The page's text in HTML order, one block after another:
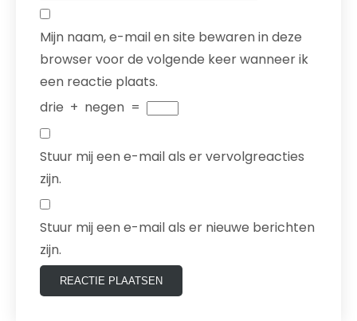
Mijn naam, e-mail en site bewaren in deze
browser voor de volgende keer wanneer ik
een reactie plaats.
drie + negen =
Stuur mij een e-mail als er vervolgreacties
zijn.
Stuur mij een e-mail als er nieuwe berichten
zijn.